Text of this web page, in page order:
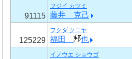
91115
フジイ カツミ
藤井 克己
125229
フクダ クニヤ
福田 也
イノウエ ショウゴ